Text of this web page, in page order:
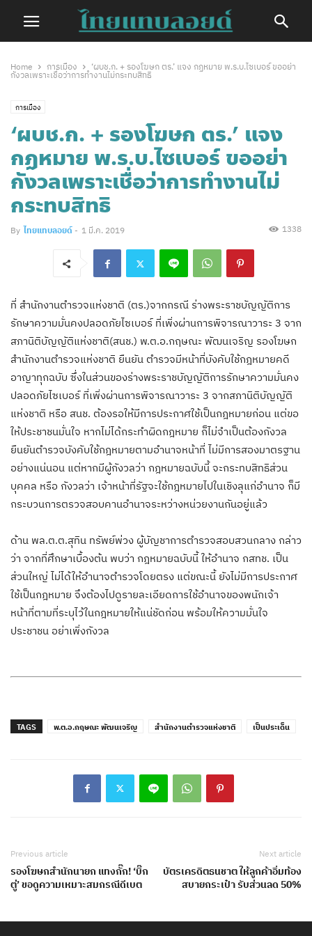
Home การเมือง
‘ผบช.ก. + รองโฆษก ตร.’ แจง กฏหมาย พ.ร.บ.ไซเบอร์ ขออย่า
กังวลเพราะเชื่อว่าการทำงานไม่กระทบสิทธิ
การเมือง
‘ผบช.ก. + รองโฆษก ตร.’ แจง
กฏหมาย พ.ร.บ.ไซเบอร์ ขออย่า
กังวลเพราะเชื่อว่าการทำงานไม่
กระทบสิทธิ
By ไทยแทบลอยด์ - 1 มี.ค. 2019 1338
ที่ สำนักงานตำรวจแห่งชาติ (ตร.)จากกรณี ร่างพระราชบัญญัติการ
รักษาความมั่นคงปลอดภัยไซเบอร์ ที่เพิ่งผ่านการพิจารณาวาระ 3 จาก
สภานิติบัญญัติแห่งชาติ(สนช.) พ.ต.อ.กฤษณะ พัฒนเจริญ รองโฆษก
สำนักงานตำรวจแห่งชาติ ยืนยัน ตำรวจมีหน้าที่บังคับใช้กฎหมายคดี
อาญาทุกฉบับ ซึ่งในส่วนของร่างพระราชบัญญัติการรักษาความมั่นคง
ปลอดภัยไซเบอร์ ที่เพิ่งผ่านการพิจารณาวาระ 3 จากสภานิติบัญญัติ
แห่งชาติ หรือ สนช. ต้องรอให้มีการประกาศใช้เป็นกฎหมายก่อน แต่ขอ
ให้ประชาชนมั่นใจ หากไม่ได้กระทำผิดกฎหมาย ก็ไม่จำเป็นต้องกังวล
ยืนยันตำรวจบังคับใช้กฎหมายตามอำนาจหน้าที่ ไม่มีการสองมาตรฐาน
อย่างแน่นอน แต่หากมีผู้กังวลว่า กฎหมายฉบับนี้ จะกระทบสิทธิส่วน
บุคคล หรือ กังวลว่า เจ้าหน้าที่รัฐจะใช้กฎหมายไปในเชิงลุแก่อำนาจ ก็มี
กระบวนการตรวจสอบคานอำนาจระหว่างหน่วยงานกันอยู่แล้ว
ด้าน พล.ต.ต.สุทิน ทรัพย์พ่วง ผู้บัญชาการตำรวจสอบสวนกลาง กล่าว
ว่า จากที่ศึกษาเบื้องต้น พบว่า กฎหมายฉบับนี้ ให้อำนาจ กสทช. เป็น
ส่วนใหญ่ ไม่ได้ให้อำนาจตำรวจโดยตรง แต่ขณะนี้ ยังไม่มีการประกาศ
ใช้เป็นกฎหมาย จึงต้องไปดูรายละเอียดการใช้อำนาจของพนักเจ้า
หน้าที่ตามที่ระบุไว้ในกฎหมายให้แน่ชัดก่อน พร้อมให้ความมั่นใจ
ประชาชน อย่าเพิ่งกังวล
TAGS พ.ต.อ.กฤษณะ พัฒนเจริญ สำนักงานตำรวจแห่งชาติ เป็นประเด็น
Previous article
รองโฆษกสำนักนายก แทงกั๊ก! ‘บิ๊ก
ตู่’ ขอดูความเหมาะสมกรณีดีเบต
Next article
บัตรเครดิตธนชาต ให้ลูกค้าอิ่มท้อง
สบายกระเป๋า รับส่วนลด 50%